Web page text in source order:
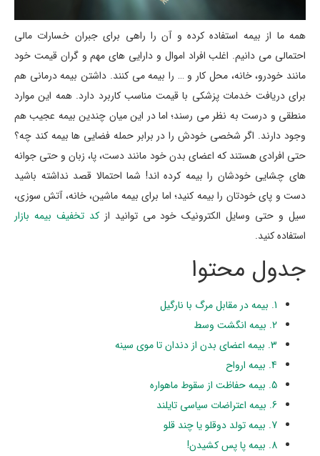
همه ما از بیمه استفاده کرده و آن را راهی برای جبران خسارات مالی
احتمالی می دانیم. اغلب افراد اموال و دارایی های مهم و گران قیمت خود
مانند خودرو، خانه، محل کار و … را بیمه می کنند. داشتن بیمه درمانی هم
برای دریافت خدمات پزشکی با قیمت مناسب کاربرد دارد. همه این موارد
منطقی و درست به نظر می رسند؛ اما در این میان چندین بیمه عجیب هم
وجود دارند. اگر شخصی خودش را در برابر حمله فضایی ها بیمه کند چه؟
حتی افرادی هستند که اعضای بدن خود مانند دست، پا، زبان و حتی جوانه
های چشایی خودشان را بیمه کرده اند! شما احتمالا قصد نداشته باشید
دست و پای خودتان را بیمه کنید؛ اما برای بیمه ماشین، خانه، آتش سوزی،
سیل و حتی وسایل الکترونیک خود می توانید ازکد تخفیف بیمه بازار
استفاده کنید.
جدول محتوا
1. بیمه در مقابل مرگ با نارگیل
2. بیمه انگشت وسط
3. بیمه اعضای بدن از دندان تا موی سینه
4. بیمه ارواح
5. بیمه حفاظت از سقوط ماهواره
6. بیمه اعتراضات سیاسی تایلند
7. بیمه تولد دوقلو یا چند قلو
8. بیمه پا پس کشیدن!